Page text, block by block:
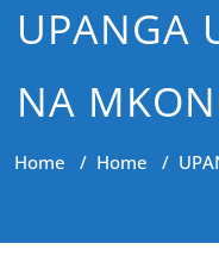
UPANGA
NA
Home / Home /